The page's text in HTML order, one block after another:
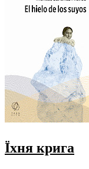
Їхня крига